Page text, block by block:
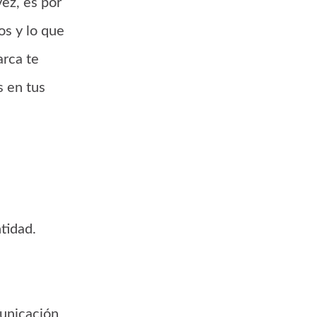
es por
y lo que
te
en tus